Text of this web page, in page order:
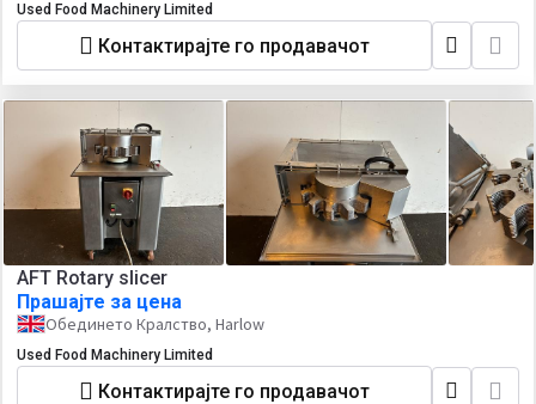
Used Food Machinery Limited
Контактирајте го продавачот
AFT Rotary slicer
Прашајте за цена
Обединето Кралство, Harlow
Used Food Machinery Limited
Контактирајте го продавачот